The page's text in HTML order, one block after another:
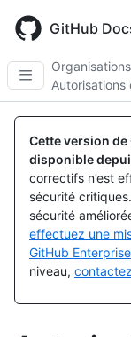
main
content
GitHub
Organisations
Autorisations
Cette version
disponible
correctifs n’est
sécurité
sécurité
effectuez une
GitHub Enterprise
niveau,